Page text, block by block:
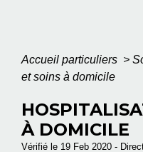
Accueil particuliers >
et soins à domicile
À DOMICILE
Vérifié le 19 Feb 2020 -